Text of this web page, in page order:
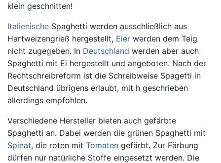
klein geschnitten!
Italienische Spaghetti werden ausschließlich aus
Hartweizengrieß hergestellt, Eier werden dem Teig
nicht zugegeben. In Deutschland werden aber auch
Spaghetti mit Ei hergestellt und angeboten. Nach der
Rechtschreibreform ist die Schreibweise Spagetti in
Deutschland übrigens erlaubt, mit h geschrieben
allerdings empfohlen.
Verschiedene Hersteller bieten auch gefärbte
Spaghetti an. Dabei werden die grünen Spaghetti mit
Spinat, die roten mit Tomaten gefärbt. Zur Färbung
dürfen nur natürliche Stoffe eingesetzt werden. Die